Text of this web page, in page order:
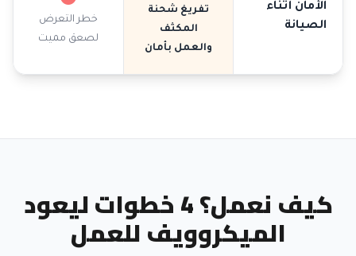
الأمان أثناء
الصيانة
تفريغ شحنة
المكثف
والعمل بأمان
خطر التعرض
لصعق مميت
كيف نعمل؟ 4 خطوات ليعود
الميكروويف للعمل